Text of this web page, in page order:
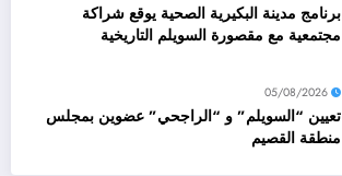
برنامج مدينة البكيرية الصحية يوقع شراكة
مجتمعية مع مقصورة السويلم التاريخية
05/08/2026
تعيين “السويلم” و “الراجحي” عضوين بمجلس
منطقة القصيم